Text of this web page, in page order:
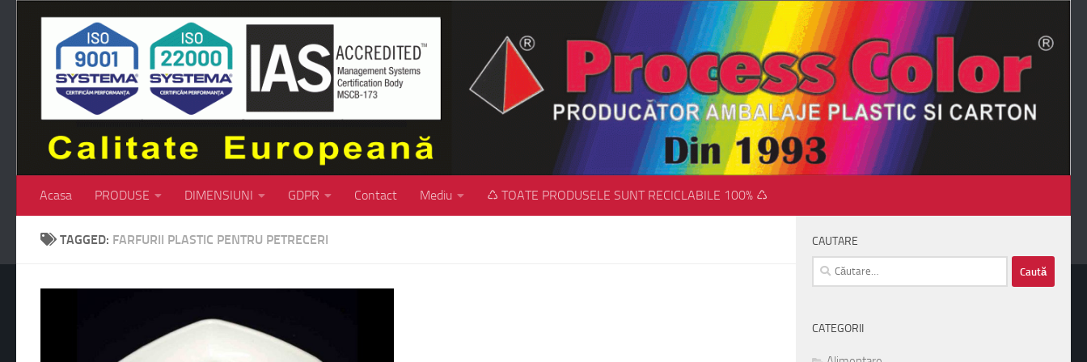
Skip to content
Acasa PRODUSE DIMENSIUNI GDPR Contact Mediu ♺ TOATE PRODUSELE SUNT RECICLABILE 100% ♺
TAGGED: FARFURII PLASTIC PENTRU PETRECERI CAUTARE
Caută
după:
CATEGORII